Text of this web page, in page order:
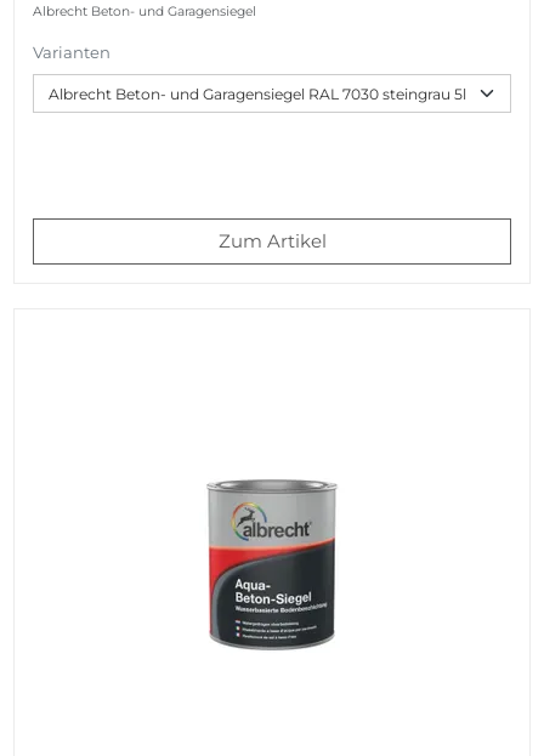
Albrecht Beton- und Garagensiegel
Varianten
Zum Artikel